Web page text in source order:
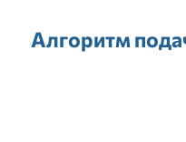
Алгоритм